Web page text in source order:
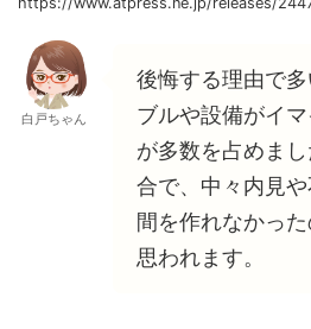
白戸ちゃん
後悔する理由で
ブルや設備がイ
が多数を占めま
合で、中々内見
間を作れなかっ
思われます。